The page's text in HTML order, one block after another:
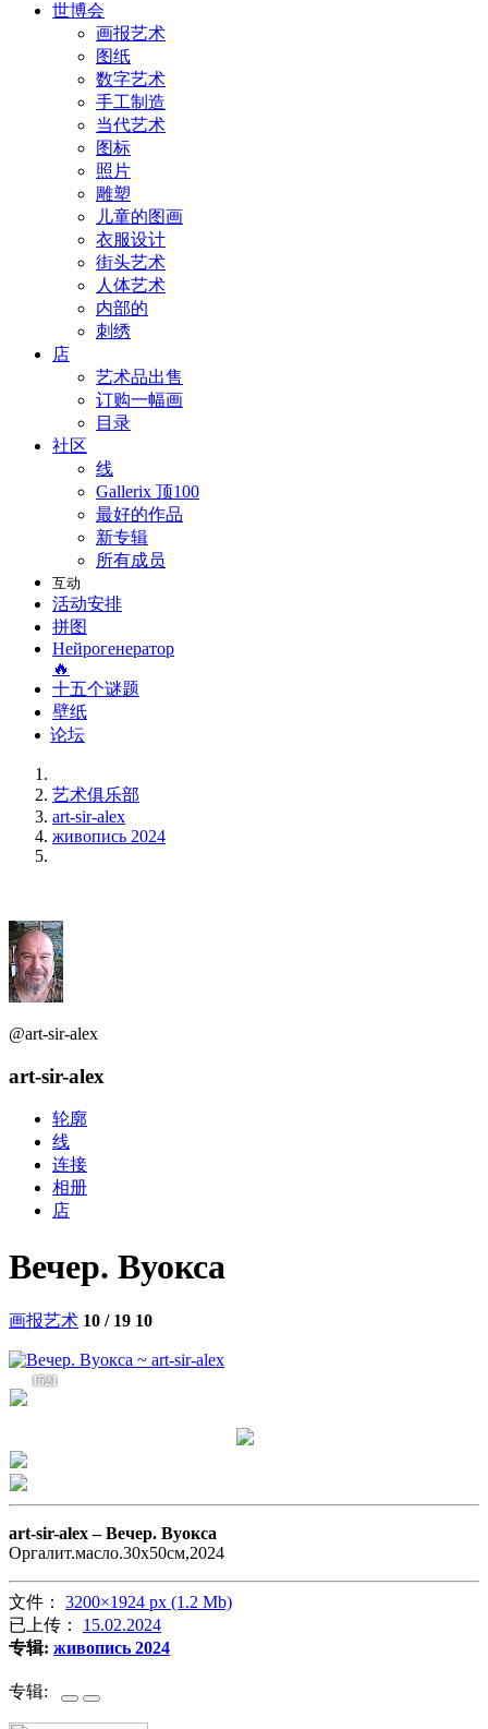
世博会
画报艺术
图纸
数字艺术
手工制造
当代艺术
图标
照片
雕塑
儿童的图画
衣服设计
街头艺术
人体艺术
内部的
刺绣
店
艺术品出售
订购一幅画
目录
社区
线
Gallerix 顶100
最好的作品
新专辑
所有成员
互动
活动安排
拼图
Нейрогенератор
🔥
十五个谜题
壁纸
论坛
艺术俱乐部
art-sir-alex
живопись 2024
@art-sir-alex
art-sir-alex
轮廓
线
连接
相册
店
Вечер. Вуокса
画报艺术 10 / 19 10
1521
art-sir-alex –Вечер. Вуокса
Оргалит.масло.30х50см,2024
文件： 3200×1924 px (1.2 Mb)
已上传： 15.02.2024
专辑: живопись 2024
专辑: